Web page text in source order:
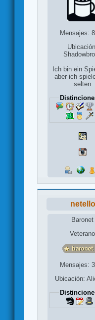
Mensajes:
Ich bin ein
aber ich
selten
netello
Baronet
Veterano
Mensajes:
Ubicación: